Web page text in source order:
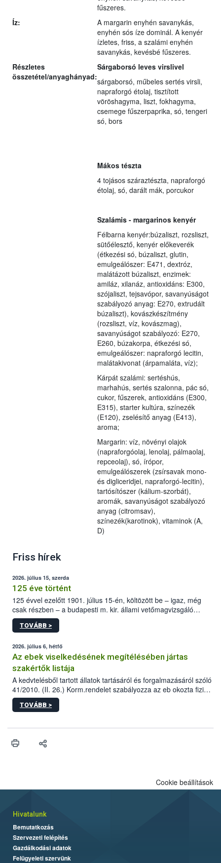
fűszeres.
Íz:
A margarin enyhén savanykás,
enyhén sós íze dominál. A kenyér
ízletes, friss, a szalámi enyhén
savanykás, kevésbé fűszeres.
Részletes
összetétel/anyaghányad:
Sárgaborsó leves virslivel
sárgaborsó, műbeles sertés virsli,
napraforgó étolaj, tisztított
vöröshagyma, liszt, fokhagyma,
csemege fűszerpaprika, só, tengeri
só, bors
Mákos tészta
4 tojásos száraztészta, napraforgó
étolaj, só, darált mák, porcukor
Szalámis - margarinos kenyér
Félbarna kenyér:búzaliszt, rozsliszt,
sütőélesztő, kenyér előkeverék
(étkezési só, búzaliszt, glutin,
emulgeálószer: E471, dextróz,
malátázott búzaliszt, enzimek:
amiláz, xilanáz, antioxidáns: E300,
szójaliszt, tejsavópor, savanyúságot
szabályozó anyag: E270, extrudált
búzaliszt), kovászkészítmény
(rozsliszt, víz, kovászmag),
savanyúságot szabályozó: E270,
E260, búzakorpa, étkezési só,
emulgeálószer: napraforgó lecitin,
malátakivonat (árpamaláta, víz);
Kárpát szalámi: sertéshús,
marhahús, sertés szalonna, pác só,
cukor, fűszerek, antioxidáns (E300,
E315), starter kultúra, színezék
(E120), zselésítő anyag (E413),
aroma;
Margarin: víz, növényi olajok
(napraforgóolaj, lenolaj, pálmaolaj,
repceolaj), só, írópor,
emulgeálószerek (zsírsavak mono-
és digliceridjei, napraforgó-lecitin),
tartósítószer (kálium-szorbát),
aromák, savanyúságot szabályozó
anyag (citromsav),
színezék(karotinok), vitaminok (A,
D)
Friss hírek
2026. július 15, szerda
125 éve történt
125 évvel ezelőtt 1901. július 15-én, költözött be – igaz, még
csak részben – a budapesti m. kir. állami vetőmagvizsgáló
állomás a Kis Rókus utca 15. szám alatti, Czigler Győző által
tervezett új épületébe.
TOVÁBB >
2026. július 6, hétfő
Az ebek viselkedésének megítélésében jártas
szakértők listája
A kedvtelésből tartott állatok tartásáról és forgalmazásáról szóló
41/2010. (II. 26.) Korm.rendelet szabályozza az eb okozta fizikai
sérülés, illetve ennek veszélye keletkezésekor felmerülő
hatósági feladatokat, valamint a veszélyes eb tartását és annak
vonni az ebek viselkedésének megítélésében jártas szakértőt.
TOVÁBB >
Cookie beállítások
Hivatalunk
Bemutatkozás
Szervezeti felépítés
Gazdálkodási adatok
Felügyeleti szervünk